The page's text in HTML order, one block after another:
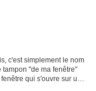
c'est simplement le nom
"de ma fenêtre"
qui s'ouvre sur un